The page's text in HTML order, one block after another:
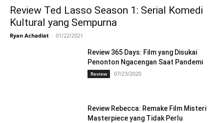
Review Ted Lasso Season 1: Serial Komedi
Kultural yang Sempurna
Ryan Achadiat - 01/22/2021
Review 365 Days: Film yang Disukai
Penonton Ngacengan Saat Pandemi
Review 07/23/2020
Review Rebecca: Remake Film Misteri
Masterpiece yang Tidak Perlu